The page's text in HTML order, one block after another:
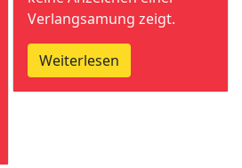
Verlangsamung zeigt.
Weiterlesen